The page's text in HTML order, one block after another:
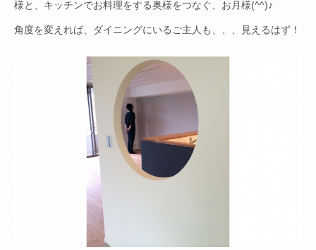
様と、キッチンでお料理をする奥様をつなぐ、お月様(^^)♪
角度を変えれば、ダイニングにいるご主人も、、、見えるはず！